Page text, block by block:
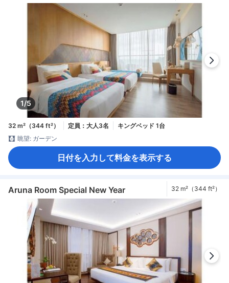
1/5
32 m²（344 ft²） 定員：大人3名
キングベッド 1台
眺望: ガーデン
日付を入力して料金を表示する
Aruna Room Special New Year 32 m²（344 ft²）